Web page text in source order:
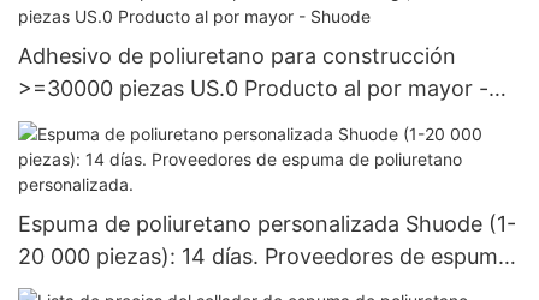
Adhesivo de poliuretano para construcción
>=30000 piezas US.0 Producto al por mayor -
Shuode
Espuma de poliuretano personalizada Shuode (1-
20 000 piezas): 14 días. Proveedores de espuma
de poliuretano personalizada.